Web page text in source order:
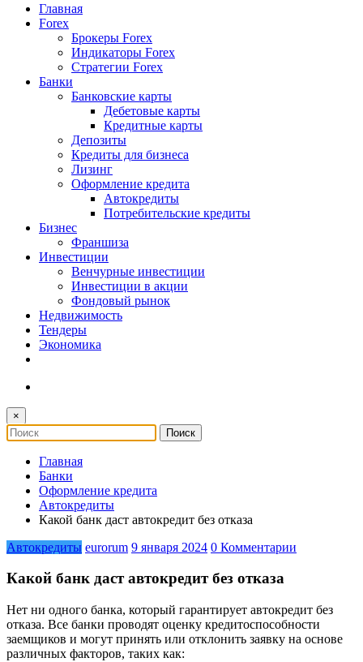
Главная
Forex
Брокеры Forex
Индикаторы Forex
Стратегии Forex
Банки
Банковские карты
Дебетовые карты
Кредитные карты
Депозиты
Кредиты для бизнеса
Лизинг
Оформление кредита
Автокредиты
Потребительские кредиты
Бизнес
Франшиза
Инвестиции
Венчурные инвестиции
Инвестиции в акции
Фондовый рынок
Недвижимость
Тендеры
Экономика
×
Главная
Банки
Оформление кредита
Автокредиты
Какой банк даст автокредит без отказа
Автокредиты eurorum 9 января 2024 0 Комментарии
Какой банк даст автокредит без отказа
Нет ни одного банка, который гарантирует автокредит без
отказа. Все банки проводят оценку кредитоспособности
заемщиков и могут принять или отклонить заявку на основе
различных факторов, таких как: